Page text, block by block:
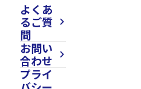
よくあ
るご質
問
arrow_forward_ios
お問い
合わせ
arrow_forward_ios
プライ